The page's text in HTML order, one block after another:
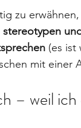
zu
(es ist
mit einer
– weil ich